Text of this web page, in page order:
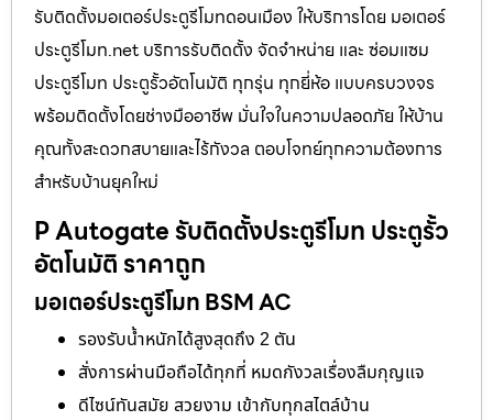
รับติดตั้งมอเตอร์ประตูรีโมทดอนเมือง ให้บริการโดย มอเตอร์
ประตูรีโมท.net บริการรับติดตั้ง จัดจำหน่าย และ ซ่อมแซม
ประตูรีโมท ประตูรั้วอัตโนมัติ ทุกรุ่น ทุกยี่ห้อ แบบครบวงจร
พร้อมติดตั้งโดยช่างมืออาชีพ มั่นใจในความปลอดภัย ให้บ้าน
คุณทั้งสะดวกสบายและไร้กังวล ตอบโจทย์ทุกความต้องการ
สำหรับบ้านยุคใหม่
P Autogate รับติดตั้งประตูรีโมท ประตูรั้ว
อัตโนมัติ ราคาถูก
มอเตอร์ประตูรีโมท BSM AC
รองรับน้ำหนักได้สูงสุดถึง 2 ตัน
สั่งการผ่านมือถือได้ทุกที่ หมดกังวลเรื่องลืมกุญแจ
ดีไซน์ทันสมัย สวยงาม เข้ากับทุกสไตล์บ้าน